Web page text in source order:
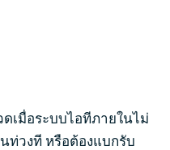
เมื่อระบบไอทีภายในไม่
ท่วงที หรือต้องแบกรับ